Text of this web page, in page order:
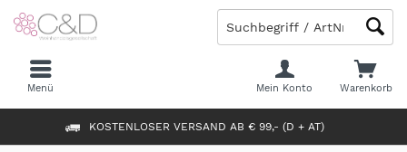
KOSTENLOSER VERSAND AB € 99,- (D + AT)
Warenkorb
Mein Konto
Menü